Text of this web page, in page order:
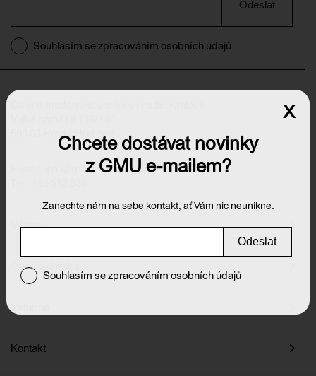
Odeslat
Souhlasím se zpracováním osobních údajů
500 03 Hradec Králové
info@galeriehk.cz
Výstavy
Otevírací doba
Kontakt
Chcete dostávat novinky
z GMU e-mailem?
Zanechte nám na sebe kontakt, ať Vám nic neunikne.
Odeslat
Souhlasím se zpracováním osobních údajů
x